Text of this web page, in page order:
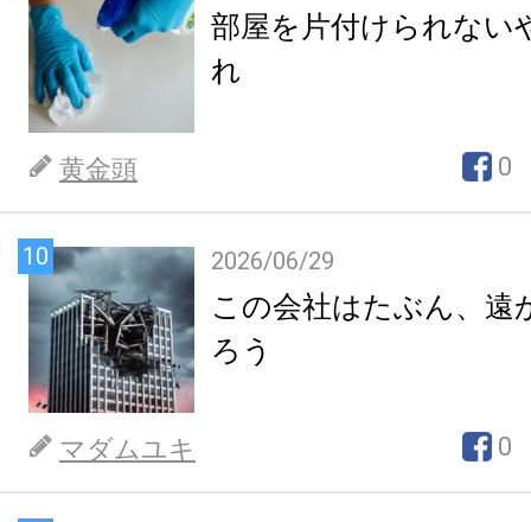
部屋を片付けられない
れ
黄金頭 0
10 2026/06/29
この会社はたぶん、遠
ろう
マダムユキ 0